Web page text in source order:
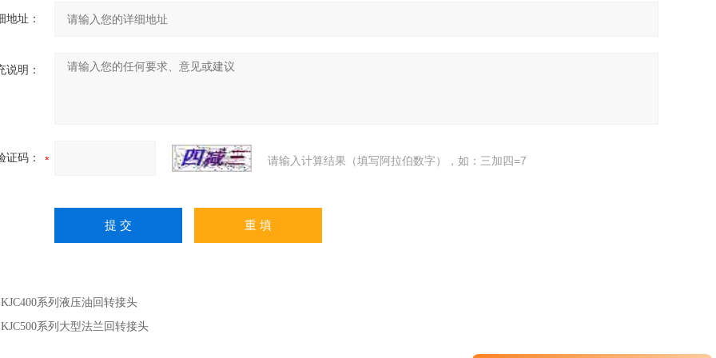
地址：
说明：
证码： 请输入计算结果（填写阿拉伯数字），如：三加四=7
KJC400系列液压油回转接头
KJC500系列大型法兰回转接头